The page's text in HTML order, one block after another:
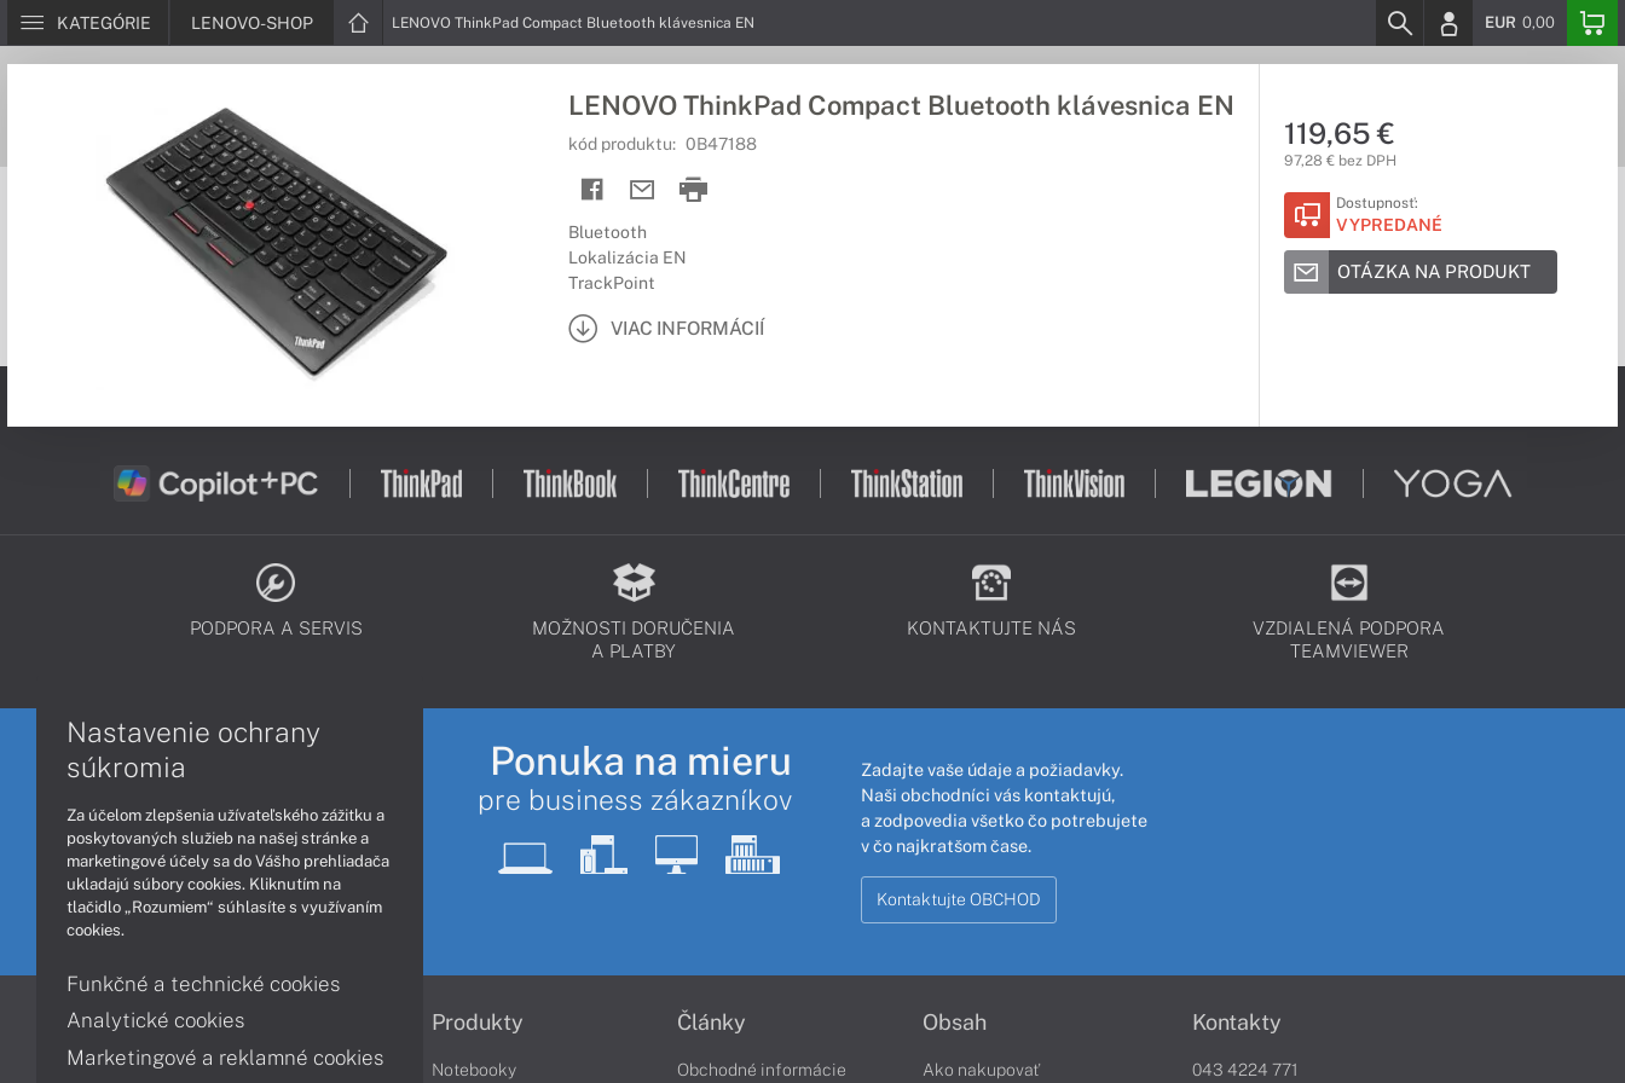
KATEGÓRIE LENOVO-SHOP LENOVO ThinkPad Compact Bluetooth klávesnica EN EUR 0,00
LENOVO ThinkPad Compact Bluetooth klávesnica EN
kód produktu: 0B47188
Bluetooth
Lokalizácia EN
TrackPoint
VIAC INFORMÁCIÍ
119,65 €
97,28 € bez DPH
Dostupnosť:
VYPREDANÉ
OTÁZKA NA PRODUKT
PODPORA A SERVIS
MOŽNOSTI DORUČENIA
A PLATBY
KONTAKTUJTE NÁS
VZDIALENÁ PODPORA
TEAMVIEWER
Ponuka na mieru
pre business zákazníkov
Zadajte vaše údaje a požiadavky.
Naši obchodníci vás kontaktujú,
a zodpovedia všetko čo potrebujete
v čo najkratšom čase.
Kontaktujte OBCHOD
Informácie
Obchodné podmienky
Produkty
Notebooky
Články
Obchodné informácie
Obsah
Ako nakupovať
Kontakty
043 4224 771
Nastavenie ochrany
súkromia
Za účelom zlepšenia užívateľského zážitku a
poskytovaných služieb na našej stránke a
marketingové účely sa do Vášho prehliadača
ukladajú súbory cookies. Kliknutím na
tlačidlo „Rozumiem“ súhlasíte s využívaním
cookies.
Funkčné a technické cookies
Analytické cookies
Marketingové a reklamné cookies